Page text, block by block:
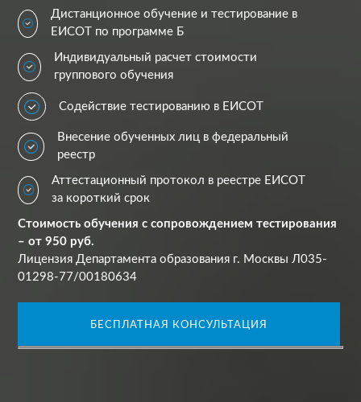
Дистанционное обучение и тестирование в
ЕИСОТ по программе Б
Индивидуальный расчет стоимости
группового обучения
Содействие тестированию в ЕИСОТ
Внесение обученных лиц в федеральный
реестр
Аттестационный протокол в реестре ЕИСОТ
за короткий срок
Стоимость обучения с сопровождением тестирования
– от 950 руб.
Лицензия Департамента образования г. Москвы Л035-
01298-77/00180634
БЕСПЛАТНАЯ КОНСУЛЬТАЦИЯ